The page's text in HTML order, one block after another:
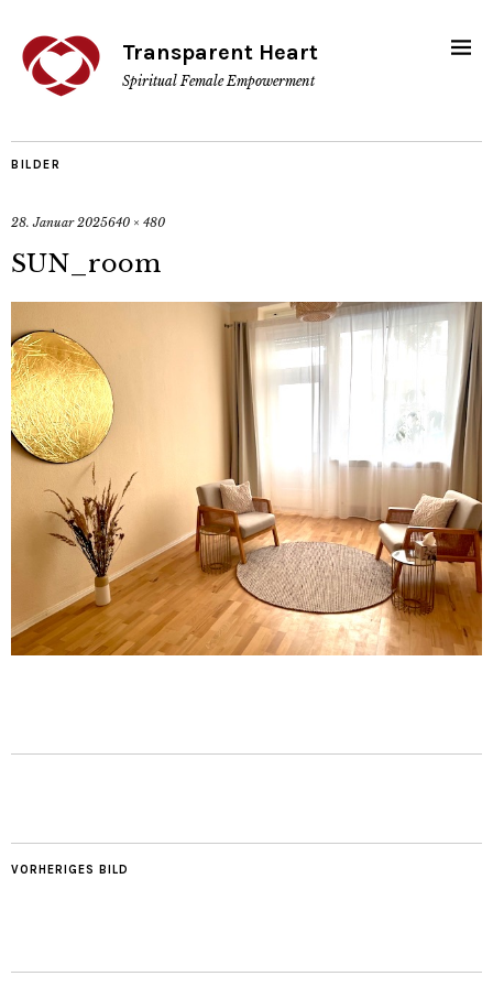
Transparent Heart
Spiritual Female Empowerment
BILDER
28. Januar 2025640 × 480
SUN_room
VORHERIGES BILD